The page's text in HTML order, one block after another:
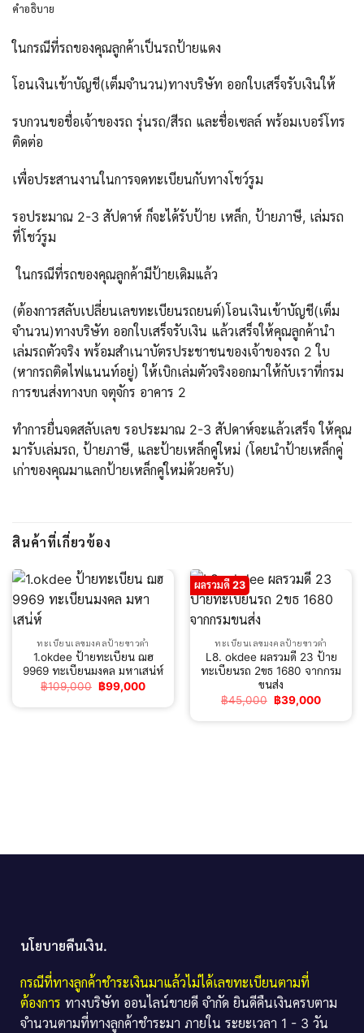
คำอธิบาย
ในกรณีที่รถของคุณลูกค้าเป็นรถป้ายแดง
โอนเงินเข้าบัญชี(เต็มจำนวน)ทางบริษัท ออกใบเสร็จรับเงินให้
รบกวนขอชื่อเจ้าของรถ รุ่นรถ/สีรถ และชื่อเซลล์ พร้อมเบอร์โทร
ติดต่อ
เพื่อประสานงานในการจดทะเบียนกับทางโชว์รูม
รอประมาณ 2-3 สัปดาห์ ก็จะได้รับป้าย เหล็ก, ป้ายภาษี, เล่มรถ
ที่โชว์รูม
ในกรณีที่รถของคุณลูกค้ามีป้ายเดิมแล้ว
(ต้องการสลับเปลี่ยนเลขทะเบียนรถยนต์)โอนเงินเข้าบัญชี(เต็ม
จำนวน)ทางบริษัท ออกใบเสร็จรับเงิน แล้วเสร็จให้คุณลูกค้านำ
เล่มรถตัวจริง พร้อมสำเนาบัตรประชาชนของเจ้าของรถ 2 ใบ
(หากรถติดไฟแนนท์อยู่) ให้เบิกเล่มตัวจริงออกมาให้กับเราที่กรม
การขนส่งทางบก จตุจักร อาคาร 2
ทำการยื่นจดสลับเลข รอประมาณ 2-3 สัปดาห์จะแล้วเสร็จ ให้คุณ
มารับเล่มรถ, ป้ายภาษี, และป้ายเหล็กคู่ใหม่ (โดยนำป้ายเหล็กคู่
เก่าของคุณมาแลกป้ายเหล็กคู่ใหม่ด้วยครับ)
สินค้าที่เกี่ยวข้อง
ทะเบียนเลขมงคลป้ายขาวดำ
1.okdee ป้ายทะเบียน ฌฮ
9969 ทะเบียนมงคล มหาเสน่ห์
฿109,000 Original
price
฿99,000Current
ผลรวมดี 23
ทะเบียนเลขมงคลป้ายขาวดำ
L8. okdee ผลรวมดี 23 ป้าย
ทะเบียนรถ 2ขธ 1680 จากกรม
ขนส่ง
฿45,000 Original
price
฿39,000Current
นโยบายคืนเงิน.
กรณีที่ทางลูกค้าชำระเงินมาแล้วไม่ได้เลขทะเบียนตามที่
ต้องการ ทางบริษัท ออนไลน์ขายดี จำกัด ยินดีคืนเงินครบตาม
จำนวนตามที่ทางลูกค้าชำระมา ภายใน ระยะเวลา 1 - 3 วัน